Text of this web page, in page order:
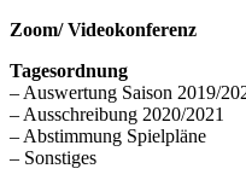
Zoom/
Tagesordnung
– Auswertung Saison 2019/
– Ausschreibung 2020/2021
– Abstimmung Spielpläne
– Sonstiges